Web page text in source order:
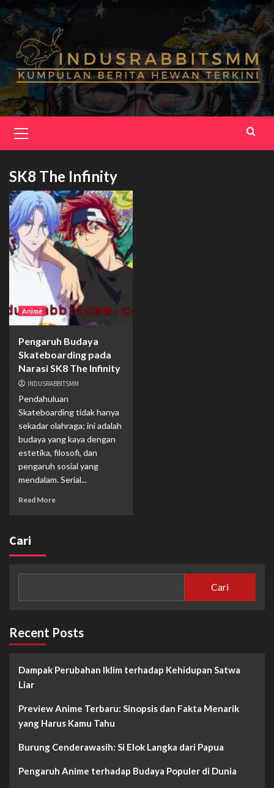
Skip
to
content
Menu
SK8 The Infinity
Anime
Pengaruh Budaya
Skateboarding pada
Narasi SK8 The Infinity
INDUSRABBITSMM
Pendahuluan
Skateboarding tidak hanya
sekadar olahraga; ini adalah
budaya yang kaya dengan
estetika, filosofi, dan
pengaruh sosial yang
mendalam. Serial...
Read More
Cari
Cari
Recent Posts
Dampak Perubahan Iklim terhadap Kehidupan Satwa
Liar
Preview Anime Terbaru: Sinopsis dan Fakta Menarik
yang Harus Kamu Tahu
Burung Cenderawasih: Si Elok Langka dari Papua
Pengaruh Anime terhadap Budaya Populer di Dunia